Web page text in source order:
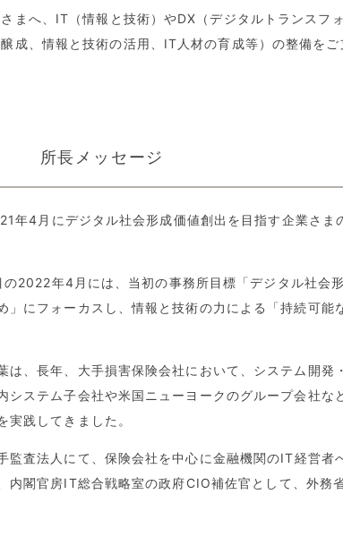
へ、IT（情報と技術）やDX（デジタルトランスフ
成、情報と技術の活用、IT人材の育成等）の整備を
所長メッセージ
年4月にデジタル社会形成価値創出を目指す企業さ
の2022年4月には、当初の事務所目標「デジタル社会
」にフォーカスし、情報と技術の力による「持続可
は、長年、大手損害保険会社において、システム開
システム子会社や米国ニューヨークのグループ会社
実践してきました。
監査法人にて、保険会社を中心に金融機関のIT経営
内閣官房IT総合戦略室の政府CIO補佐官として、外務